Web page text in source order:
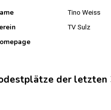
Tino Weiss
TV Sulz
der letzten